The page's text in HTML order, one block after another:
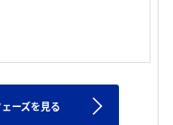
ーズを見る